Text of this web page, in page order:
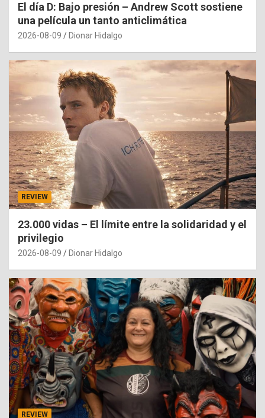
El día D: Bajo presión – Andrew Scott sostiene
una película un tanto anticlimática
2026-08-09 Dionar Hidalgo
REVIEW
23.000 vidas – El límite entre la solidaridad y el
privilegio
2026-08-09 Dionar Hidalgo
REVIEW